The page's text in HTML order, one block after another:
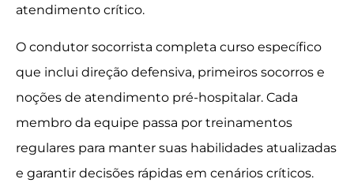
atendimento crítico.
O condutor socorrista completa curso específico
que inclui direção defensiva, primeiros socorros e
noções de atendimento pré-hospitalar. Cada
membro da equipe passa por treinamentos
regulares para manter suas habilidades atualizadas
e garantir decisões rápidas em cenários críticos.